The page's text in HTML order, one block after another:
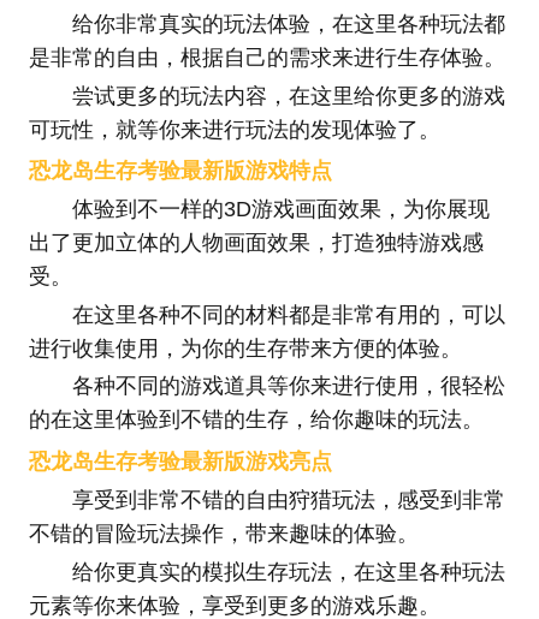
给你非常真实的玩法体验，在这里各种玩法都
是非常的自由，根据自己的需求来进行生存体验。
尝试更多的玩法内容，在这里给你更多的游戏
可玩性，就等你来进行玩法的发现体验了。
恐龙岛生存考验最新版游戏特点
体验到不一样的3D游戏画面效果，为你展现
出了更加立体的人物画面效果，打造独特游戏感
受。
在这里各种不同的材料都是非常有用的，可以
进行收集使用，为你的生存带来方便的体验。
各种不同的游戏道具等你来进行使用，很轻松
的在这里体验到不错的生存，给你趣味的玩法。
恐龙岛生存考验最新版游戏亮点
享受到非常不错的自由狩猎玩法，感受到非常
不错的冒险玩法操作，带来趣味的体验。
给你更真实的模拟生存玩法，在这里各种玩法
元素等你来体验，享受到更多的游戏乐趣。